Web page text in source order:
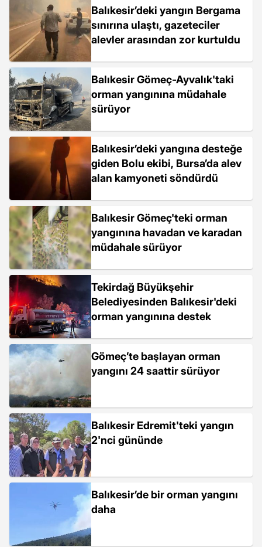
Balıkesir’deki yangın Bergama
sınırına ulaştı, gazeteciler
alevler arasından zor kurtuldu
Balıkesir Gömeç-Ayvalık'taki
orman yangınına müdahale
sürüyor
Balıkesir’deki yangına desteğe
giden Bolu ekibi, Bursa’da alev
alan kamyoneti söndürdü
Balıkesir Gömeç'teki orman
yangınına havadan ve karadan
müdahale sürüyor
Tekirdağ Büyükşehir
Belediyesinden Balıkesir'deki
orman yangınına destek
Gömeç’te başlayan orman
yangını 24 saattir sürüyor
Balıkesir Edremit'teki yangın
2'nci gününde
Balıkesir’de bir orman yangını
daha